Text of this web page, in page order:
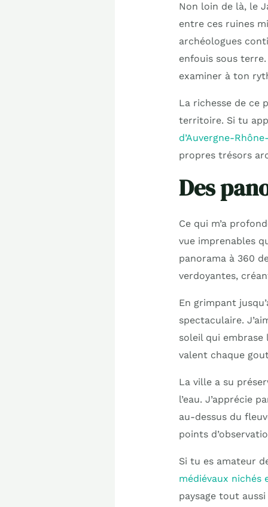
Non loin de là, le
entre ces ruines
archéologues
enfouis sous
examiner à ton
La richesse de ce
territoire. Si tu
d’Auvergne-
propres trésors
Des
Ce qui m’a
vue imprenables
panorama à 360
verdoyantes,
En grimpant
spectaculaire.
soleil qui
valent chaque
La ville a su
l’eau. J’apprécie
au-dessus du
points
Si tu es amateur
médiévaux nichés
paysage tout